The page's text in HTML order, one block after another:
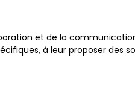
et de la
à leur proposer des